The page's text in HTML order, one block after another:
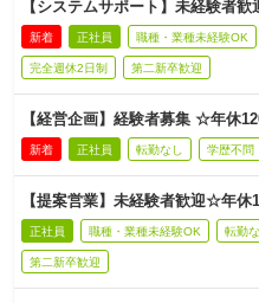
【システムサポート】未経験者
新着 正社員 職種・業種未経験OK
完全週休2日制 第二新卒歓迎
【経営企画】経験者募集 ☆年休
新着 正社員 転勤なし 学歴不問
【提案営業】未経験者歓迎☆年
正社員 職種・業種未経験OK 転勤
第二新卒歓迎